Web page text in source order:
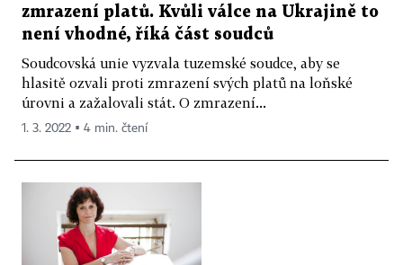
zmrazení platů. Kvůli válce na Ukrajině to
není vhodné, říká část soudců
Soudcovská unie vyzvala tuzemské soudce, aby se
hlasitě ozvali proti zmrazení svých platů na loňské
úrovni a zažalovali stát. O zmrazení...
1. 3. 2022 ▪ 4 min. čtení